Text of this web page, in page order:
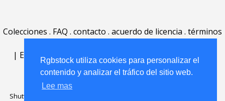
Rgbstock utiliza cookies para personalizar el
contenido y analizar el tráfico del sitio web.
Lee mas
Colecciones . FAQ . contacto . acuerdo de licencia . términos
| English | Deutsch| Español Português
Nederlands|
Shutterstock official partner of Rgbstock